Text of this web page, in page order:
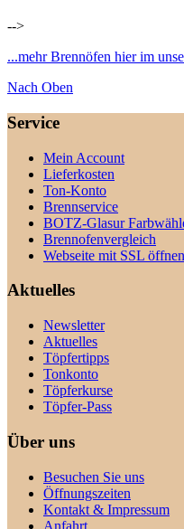
-->
...mehr Brennöfen hier im
Nach Oben
Service
Mein Account
Lieferkosten
Ton-Konto
Brennservice
BOTZ-Glasur
Brennofenvergleich
Webseite mit SSL öffnen
Aktuelles
Newsletter
Aktuelles
Töpfertipps
Tonkonto
Töpferkurse
Töpfer-Pass
Über uns
Besuchen Sie uns
Öffnungszeiten
Kontakt & Impressum
Anfahrt